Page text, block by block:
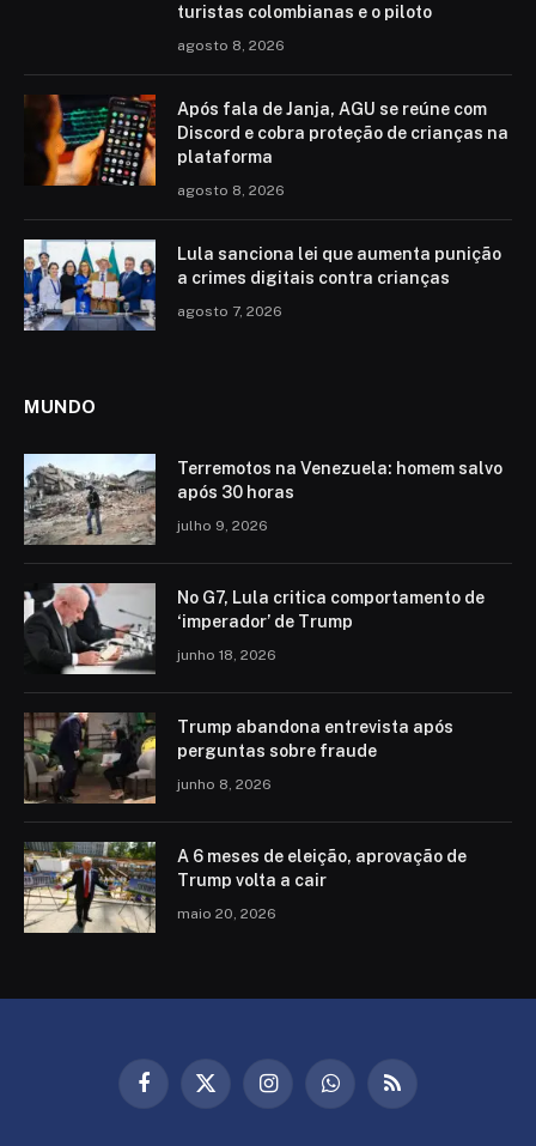
turistas colombianas e o piloto
agosto 8, 2026
Após fala de Janja, AGU se reúne com
Discord e cobra proteção de crianças na
plataforma
agosto 8, 2026
Lula sanciona lei que aumenta punição
a crimes digitais contra crianças
agosto 7, 2026
MUNDO
Terremotos na Venezuela: homem salvo
após 30 horas
julho 9, 2026
No G7, Lula critica comportamento de
‘imperador’ de Trump
junho 18, 2026
Trump abandona entrevista após
perguntas sobre fraude
junho 8, 2026
A 6 meses de eleição, aprovação de
Trump volta a cair
maio 20, 2026
Facebook
X
InstagramWhatsAppRSS